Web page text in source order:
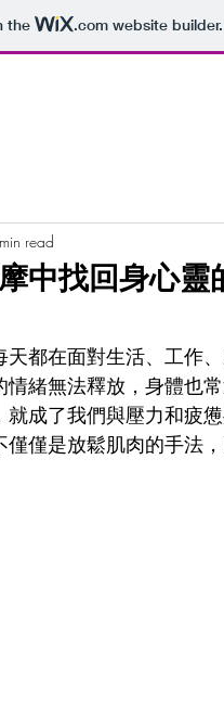
the .comwebsite
中找回身心靈
read
都在面對生活、工作
緒無法釋放，身體也
成了我們與壓力和疲
僅是放鬆肌肉的手法